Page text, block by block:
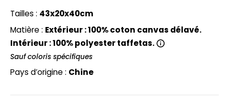
SHIRT
Tailles : 43x20x40cm
Matière : Extérieur : 100% coton canvas délavé.
Intérieur : 100% polyester taffetas.
Sauf coloris spécifiques
Pays d’origine : Chine